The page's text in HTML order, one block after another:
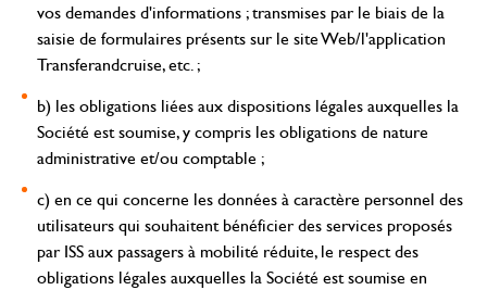
vos demandes d'informations ; transmises par le biais de la
saisie de formulaires présents sur le site Web/l'application
Transferandcruise, etc. ;
b) les obligations liées aux dispositions légales auxquelles la
Société est soumise, y compris les obligations de nature
administrative et/ou comptable ;
c) en ce qui concerne les données à caractère personnel des
utilisateurs qui souhaitent bénéficier des services proposés
par ISS aux passagers à mobilité réduite, le respect des
obligations légales auxquelles la Société est soumise en